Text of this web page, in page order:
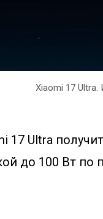
Xiaomi 17 Ultra.
17 Ultra
до 100 Вт